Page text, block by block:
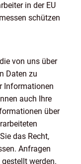
in der EU
schützen
von uns über
Daten zu
Informationen
auch Ihre
über
das Recht,
Anfragen
werden.